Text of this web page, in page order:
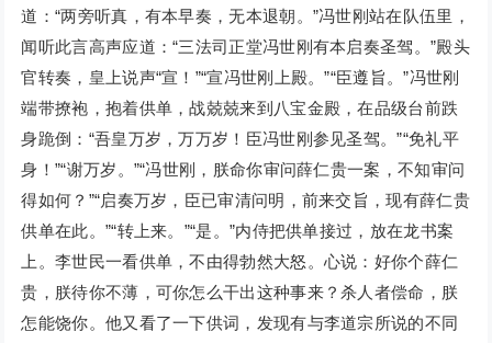
道：“两旁听真，有本早奏，无本退朝。”冯世刚站在队伍里，
闻听此言高声应道：“三法司正堂冯世刚有本启奏圣驾。”殿头
官转奏，皇上说声“宣！”“宣冯世刚上殿。”“臣遵旨。”冯世刚
端带撩袍，抱着供单，战兢兢来到八宝金殿，在品级台前跌
身跪倒：“吾皇万岁，万万岁！臣冯世刚参见圣驾。”“免礼平
身！”“谢万岁。”“冯世刚，朕命你审问薛仁贵一案，不知审问
得如何？”“启奏万岁，臣已审清问明，前来交旨，现有薛仁贵
供单在此。”“转上来。”“是。”内侍把供单接过，放在龙书案
上。李世民一看供单，不由得勃然大怒。心说：好你个薛仁
贵，朕待你不薄，可你怎么干出这种事来？杀人者偿命，朕
怎能饶你。他又看了一下供词，发现有与李道宗所说的不同